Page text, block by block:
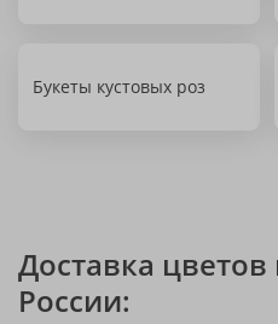
Букеты кустовых роз
Доставка
России: